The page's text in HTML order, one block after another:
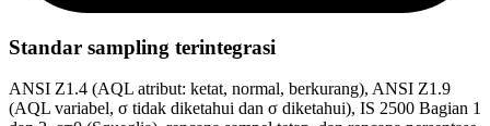
Standar sampling terintegrasi
ANSI Z1.4 (AQL atribut: ketat, normal, berkurang), ANSI Z1.9
(AQL variabel, σ tidak diketahui dan σ diketahui), IS 2500 Bagian 1